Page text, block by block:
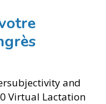
and
Virtual Lactation